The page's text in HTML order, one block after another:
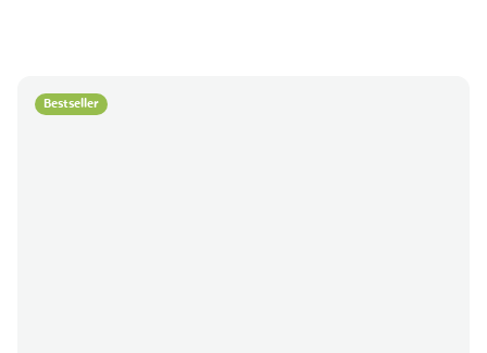
Bestseller